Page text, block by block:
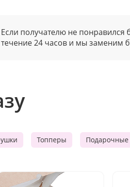
Если получателю не понравился
течение 24 часов и мы заменим
Топперы Подарочные